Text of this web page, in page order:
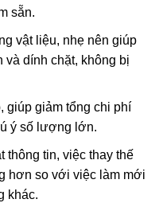
sẵn.
vật liệu, nhẹ nên giúp
dính chặt, không bị
giúp giảm tổng chi phí
ý số lượng lớn.
thông tin, việc thay thế
hơn so với việc làm mới
khác.